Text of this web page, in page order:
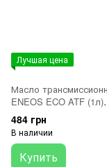
Лучшая цена
Масло
ENEOS ECO ATF (1л)
EU0125401N JAPAN
484 грн
В наличии
Купить